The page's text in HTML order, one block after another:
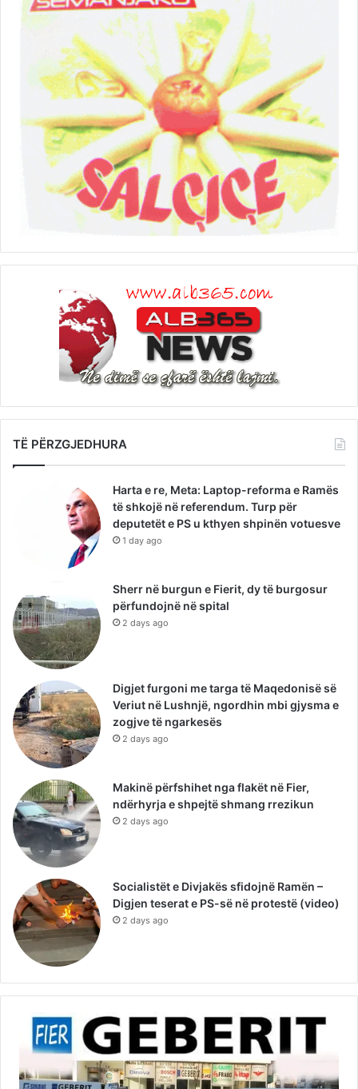
TË PËRZGJEDHURA
Harta e re, Meta: Laptop-reforma e Ramës
të shkojë në referendum. Turp për
deputetët e PS u kthyen shpinën votuesve
1 day ago
Sherr në burgun e Fierit, dy të burgosur
përfundojnë në spital
2 days ago
Digjet furgoni me targa të Maqedonisë së
Veriut në Lushnjë, ngordhin mbi gjysma e
zogjve të ngarkesës
2 days ago
Makinë përfshihet nga flakët në Fier,
ndërhyrja e shpejtë shmang rrezikun
2 days ago
Socialistët e Divjakës sfidojnë Ramën –
Digjen teserat e PS-së në protestë (video)
2 days ago